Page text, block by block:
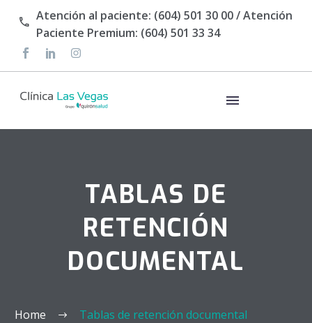
Atención al paciente: (604) 501 30 00 / Atención
Paciente Premium: (604) 501 33 34
TABLAS DE
RETENCIÓN
DOCUMENTAL
Home Tablas de retención documental